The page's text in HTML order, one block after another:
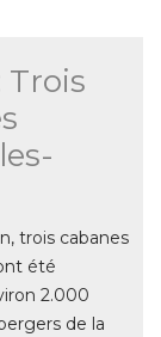
Trois
trois cabanes
été
2.000
de la